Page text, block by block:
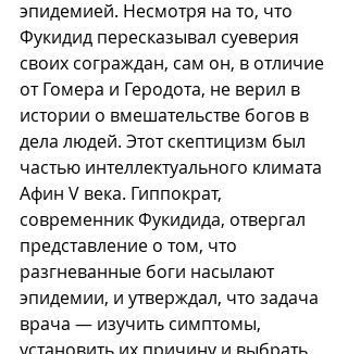
эпидемией. Несмотря на то, что
Фукидид пересказывал суеверия
своих сограждан, сам он, в отличие
от Гомера и Геродота, не верил в
истории о вмешательстве богов в
дела людей. Этот скептицизм был
частью интеллектуального климата
Афин V века. Гиппократ,
современник Фукидида, отвергал
представление о том, что
разгневанные боги насылают
эпидемии, и утверждал, что задача
врача — изучить симптомы,